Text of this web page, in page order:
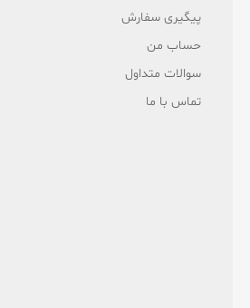
پیگیری سفارش
حساب من
سوالات متداول
تماس با ما